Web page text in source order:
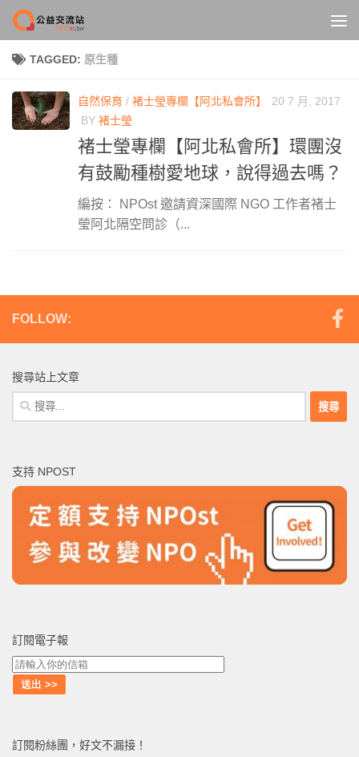
Skip to content
TAGGED: 原生種
自然保育 / 褚士瑩專欄【阿北私會所】
20 7 月, 2017
BY 褚士瑩
褚士瑩專欄【阿北私會所】環團沒
有鼓勵種樹愛地球，說得過去嗎？
編按： NPOst 邀請資深國際 NGO 工作者褚士
瑩阿北隔空問診（...
FOLLOW:
搜尋站上文章
搜
尋
字:
支持 NPOST
訂閱電子報
訂閱粉絲團，好文不漏接！